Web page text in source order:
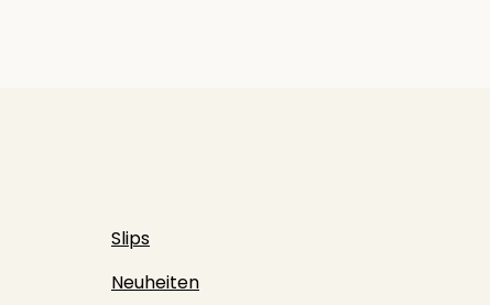
Slips
Neuheiten